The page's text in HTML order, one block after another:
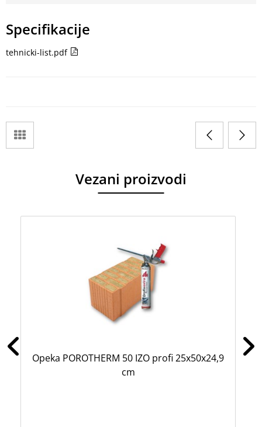
Specifikacije
tehnicki-list.pdf
Vezani proizvodi
Opeka POROTHERM 50 IZO profi 25x50x24,9
cm